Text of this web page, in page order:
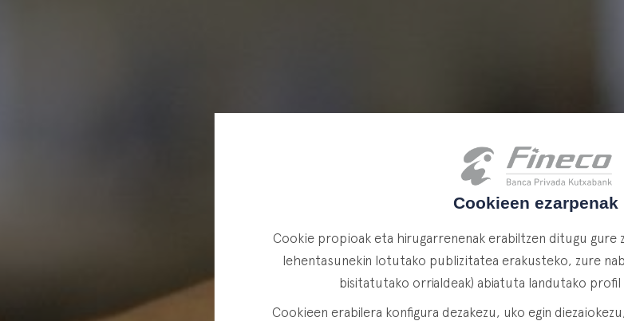
Cookieen ezarpenak
Cookie propioak eta hirugarrenenak erabiltzen ditugu
lehentasunekin lotutako publizitatea erakusteko, zure
bisitatutako orrialdeak) abiatuta landutako
Cookieen erabilera konfigura dezakezu, uko egin